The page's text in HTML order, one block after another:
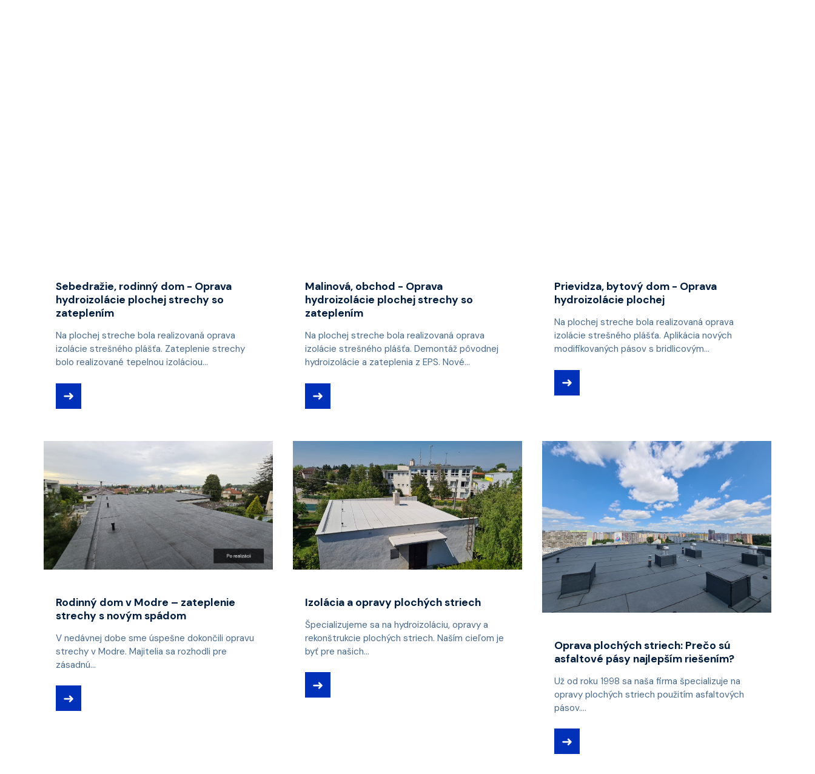
Sebedražie, rodinný dom - Oprava
hydroizolácie plochej strechy so
zateplením
Na plochej streche bola realizovaná oprava
izolácie strešného plášťa. Zateplenie strechy
bolo realizované tepelnou izoláciou...
➜
Malinová, obchod - Oprava
hydroizolácie plochej strechy so
zateplením
Na plochej streche bola realizovaná oprava
izolácie strešného plášťa. Demontáž pôvodnej
hydroizolácie a zateplenia z EPS. Nové...
➜
Prievidza, bytový dom - Oprava
hydroizolácie plochej
Na plochej streche bola realizovaná oprava
izolácie strešného plášťa. Aplikácia nových
modifikovaných pásov s bridlicovým...
➜
Rodinný dom v Modre – zateplenie
strechy s novým spádom
V nedávnej dobe sme úspešne dokončili opravu
strechy v Modre. Majitelia sa rozhodli pre
zásadnú...
➜
Izolácia a opravy plochých striech
Špecializujeme sa na hydroizoláciu, opravy a
rekonštrukcie plochých striech. Naším cieľom je
byť pre našich...
➜
Oprava plochých striech: Prečo sú
asfaltové pásy najlepším riešením?
Už od roku 1998 sa naša firma špecializuje na
opravy plochých striech použitím asfaltových
pásov....
➜